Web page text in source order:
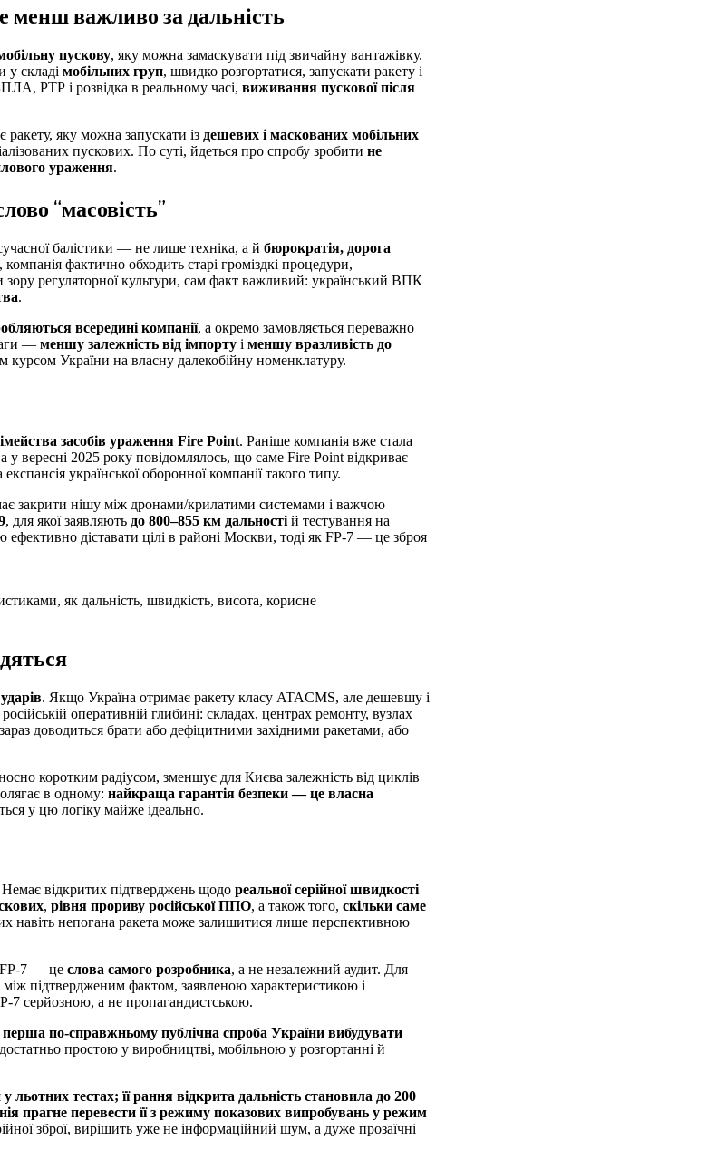
менш важливо за дальність
пускову, яку можна замаскувати під звичайну вантажівку.
у складі мобільних груп, швидко розгортатися, запускати ракету і
РТР і розвідка в реальному часі, виживання пускової після
яку можна запускати із дешевих і маскованих мобільних
пускових. По суті, йдеться про спробу зробити не
ураження.
“масовість”
балістики — не лише техніка, а й бюрократія, дорога
компанія фактично обходить старі громіздкі процедури,
зору регуляторної культури, сам факт важливий: український ВПК
.
всередині компанії, а окремо замовляється переважно
— меншу залежність від імпорту і меншу вразливість до
курсом України на власну далекобійну номенклатуру.
засобів ураження Fire Point. Раніше компанія вже стала
у вересні 2025 року повідомлялось, що саме Fire Point відкриває
української оборонної компанії такого типу.
закрити нішу між дронами/крилатими системами і важчою
, для якої заявляють до 800–855 км дальності й тестування на
діставати цілі в районі Москви, тоді як FP-7 — це зброя
як дальність, швидкість, висота, корисне
. Якщо Україна отримає ракету класу ATACMS, але дешевшу і
оперативній глибині: складах, центрах ремонту, вузлах
доводиться брати або дефіцитними західними ракетами, або
коротким радіусом, зменшує для Києва залежність від циклів
в одному: найкраща гарантія безпеки — це власна
у цю логіку майже ідеально.
відкритих підтверджень щодо реальної серійної швидкості
, рівня прориву російської ППО, а також того, скільки саме
навіть непогана ракета може залишитися лише перспективною
FP-7 — це слова самого розробника, а не незалежний аудит. Для
підтвердженим фактом, заявленою характеристикою і
7 серйозною, а не пропагандистською.
перша по-справжньому публічна спроба України вибудувати
простою у виробництві, мобільною у розгортанні й
льотних тестах; її рання відкрита дальність становила до 200
прагне перевести її з режиму показових випробувань у режим
зброї, вирішить уже не інформаційний шум, а дуже прозаїчні